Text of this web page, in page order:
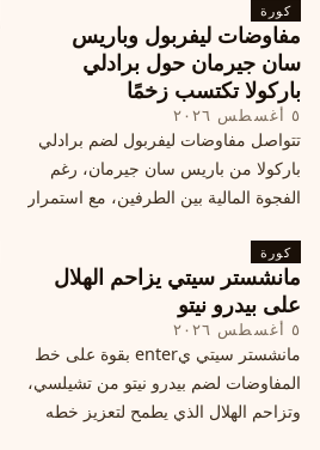
كورة
مفاوضات ليفربول وباريس
سان جيرمان حول برادلي
باركولا تكتسب زخمًا
٥ أغسطس ٢٠٢٦
تتواصل مفاوضات ليفربول لضم برادلي
باركولا من باريس سان جيرمان، رغم
الفجوة المالية بين الطرفين، مع استمرار
إغلاق سوق الانتقالات
كورة
مانشستر سيتي يزاحم الهلال
على بيدرو نيتو
٥ أغسطس ٢٠٢٦
مانشستر سيتي يenter بقوة على خط
المفاوضات لضم بيدرو نيتو من تشيلسي،
وتزاحم الهلال الذي يطمح لتعزيز خطه